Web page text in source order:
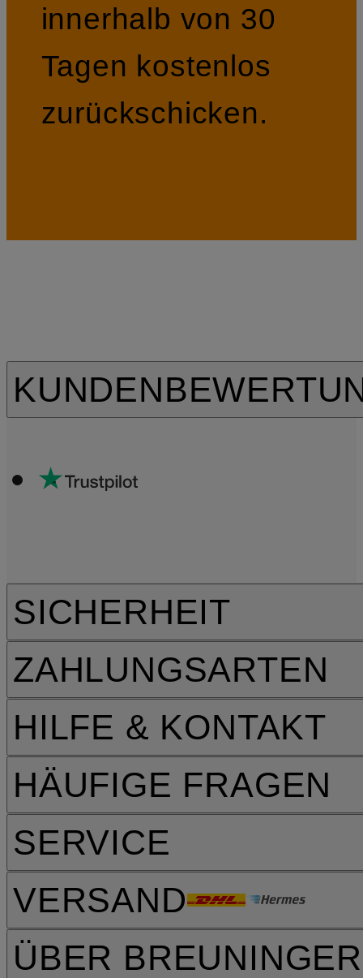
innerhalb von 30
Tagen kostenlos
zurückschicken.
HILFE & KONTAKT
HÄUFIGE FRAGEN
SERVICE
VERSAND
SICHERHEIT
ZAHLUNGSARTEN
ÜBER BREUNINGER